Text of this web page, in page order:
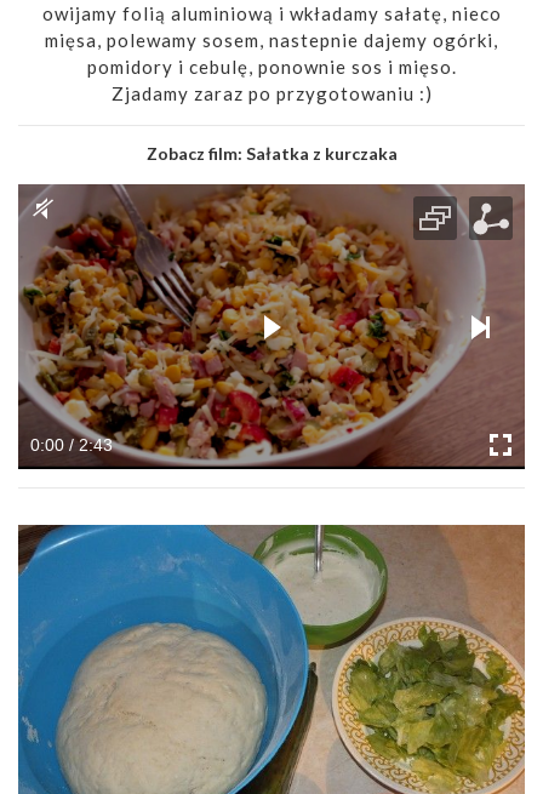
owijamy folią aluminiową i wkładamy sałatę, nieco
mięsa, polewamy sosem, nastepnie dajemy ogórki,
pomidory i cebulę, ponownie sos i mięso.
Zjadamy zaraz po przygotowaniu :)
Zobacz film: Sałatka z kurczaka
0:00 / 2:43